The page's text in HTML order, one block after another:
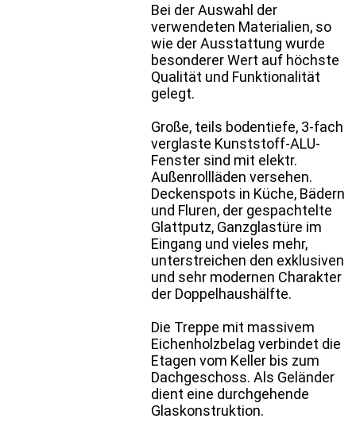
Bei der Auswahl der
verwendeten Materialien, so
wie der Ausstattung wurde
besonderer Wert auf höchste
Qualität und Funktionalität
gelegt.
Große, teils bodentiefe, 3-fach
verglaste Kunststoff-ALU-
Fenster sind mit elektr.
Außenrollläden versehen.
Deckenspots in Küche, Bädern
und Fluren, der gespachtelte
Glattputz, Ganzglastüre im
Eingang und vieles mehr,
unterstreichen den exklusiven
und sehr modernen Charakter
der Doppelhaushälfte.
Die Treppe mit massivem
Eichenholzbelag verbindet die
Etagen vom Keller bis zum
Dachgeschoss. Als Geländer
dient eine durchgehende
Glaskonstruktion.